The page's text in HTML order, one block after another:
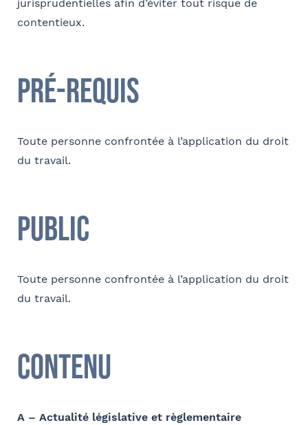
jurisprudentielles afin d’éviter tout risque de
contentieux.
Pré-requis
Toute personne confrontée à l’application du droit
du travail.
Public
Toute personne confrontée à l’application du droit
du travail.
Contenu
A – Actualité législative et règlementaire
Téléphone
E-mail
Contact au service formation pour toute précision
Téléphone
Tapez votre recherche et